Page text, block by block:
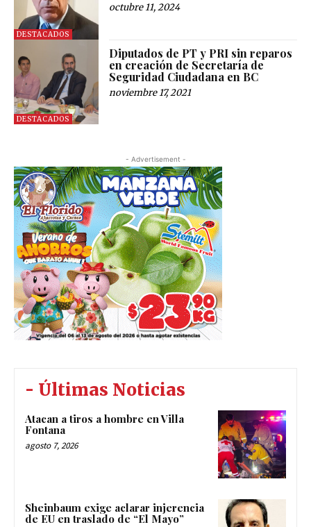
DESTACADOS
octubre 11, 2024
DESTACADOS
Diputados de PT y PRI sin reparos
en creación de Secretaría de
Seguridad Ciudadana en BC
noviembre 17, 2021
- Advertisement -
- Últimas Noticias
Atacan a tiros a hombre en Villa
Fontana
agosto 7, 2026
Sheinbaum exige aclarar injerencia
de EU en traslado de “El Mayo”